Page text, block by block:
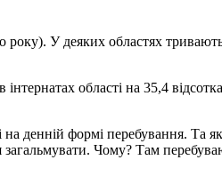
року). У деяких областях
області на 35,4
денній формі перебування. Та
Чому? Там